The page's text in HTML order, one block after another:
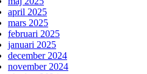
april 2025
mars 2025
februari 2025
januari 2025
december 2024
november 2024